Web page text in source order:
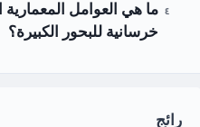
ما هي العوامل المعمارية
خرسانية للبحور الكبيرة؟
رائج